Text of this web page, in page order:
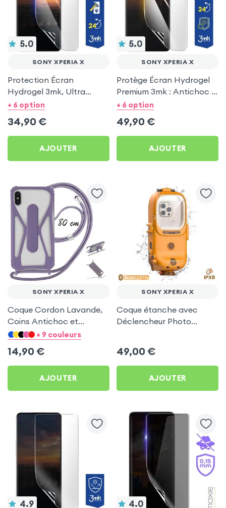
5.0
SONY XPERIA X
Protection Écran
Hydrogel 3mk, Ultra
Résistant pour Sony
+ 6 option
34,90 €
AJOUTER
5.0
SONY XPERIA X
Protège Écran Hydrogel
Premium 3mk : Antichoc +
Anti Bactérien + Auto
Xperia X
+ 6 option
49,90 €
AJOUTER
SONY XPERIA X
Coque Cordon Lavande,
Coins Antichoc et
Support Vidéo pour Sony
+ 9 couleurs
14,90 €
AJOUTER
SONY XPERIA X
Coque étanche avec
Déclencheur Photo
49,00 €
AJOUTER
4.9 4.0